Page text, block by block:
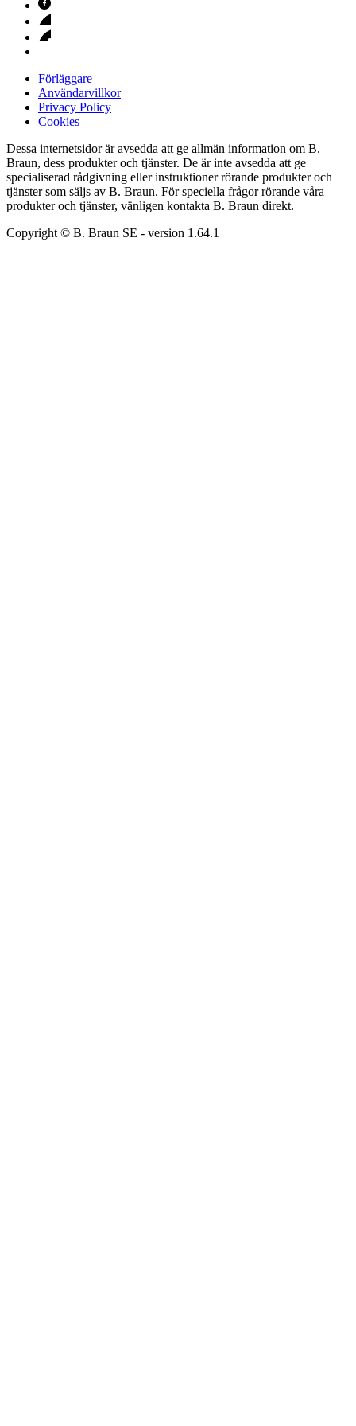
Förläggare
Användarvillkor
Privacy Policy
Cookies
Dessa internetsidor är avsedda att ge allmän information om B.
Braun, dess produkter och tjänster. De är inte avsedda att ge
specialiserad rådgivning eller instruktioner rörande produkter och
tjänster som säljs av B. Braun. För speciella frågor rörande våra
produkter och tjänster, vänligen kontakta B. Braun direkt.
Copyright © B. Braun SE - version 1.64.1